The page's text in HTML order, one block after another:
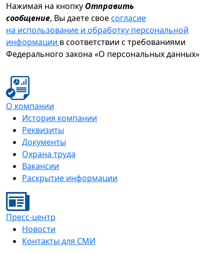
Нажимая на кнопку Отправить
сообщение, Вы даете своесогласие
на использование и обработку персональной
информации в соответствии с требованиями
Федерального закона «О персональных данных»
О компании
История компании
Реквизиты
Документы
Охрана труда
Вакансии
Раскрытие информации
Пресс-центр
Новости
Контакты для СМИ